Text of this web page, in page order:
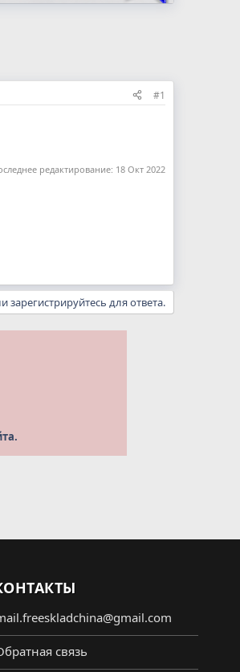
#1
редактирование: 18 Окт 2022
зарегистрируйтесь для ответа.
связь